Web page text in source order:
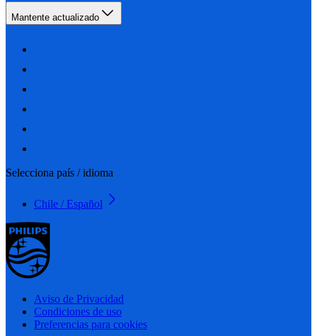
Mantente actualizado
Selecciona país / idioma
Chile / Español
Aviso de Privacidad
Condiciones de uso
Preferencias para cookies